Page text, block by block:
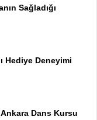
Sağladığı
Hediye Deneyimi
Dans Kursu